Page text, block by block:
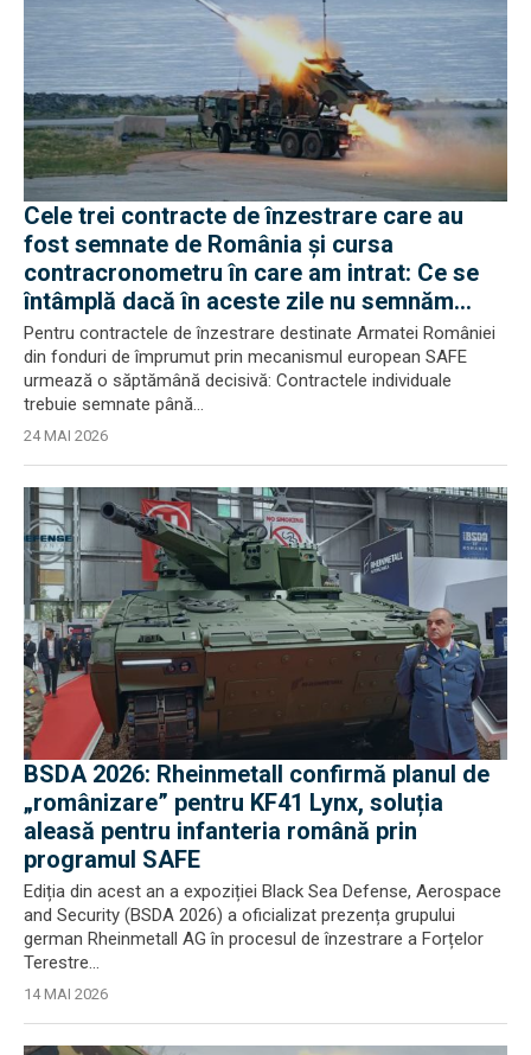
Cele trei contracte de înzestrare care au
fost semnate de România și cursa
contracronometru în care am intrat: Ce se
întâmplă dacă în aceste zile nu semnăm
contractele individuale
Pentru contractele de înzestrare destinate Armatei României
din fonduri de împrumut prin mecanismul european SAFE
urmează o săptămână decisivă: Contractele individuale
trebuie semnate până...
24 MAI 2026
BSDA 2026: Rheinmetall confirmă planul de
„românizare” pentru KF41 Lynx, soluția
aleasă pentru infanteria română prin
programul SAFE
Ediția din acest an a expoziției Black Sea Defense, Aerospace
and Security (BSDA 2026) a oficializat prezența grupului
german Rheinmetall AG în procesul de înzestrare a Forțelor
Terestre...
14 MAI 2026